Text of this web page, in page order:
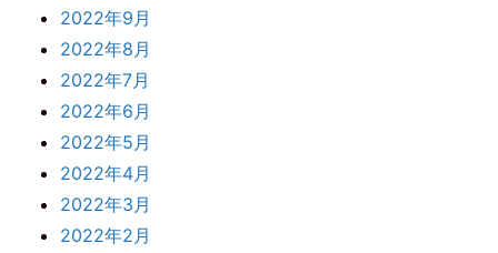
2022年9月
2022年8月
2022年7月
2022年6月
2022年5月
2022年4月
2022年3月
2022年2月